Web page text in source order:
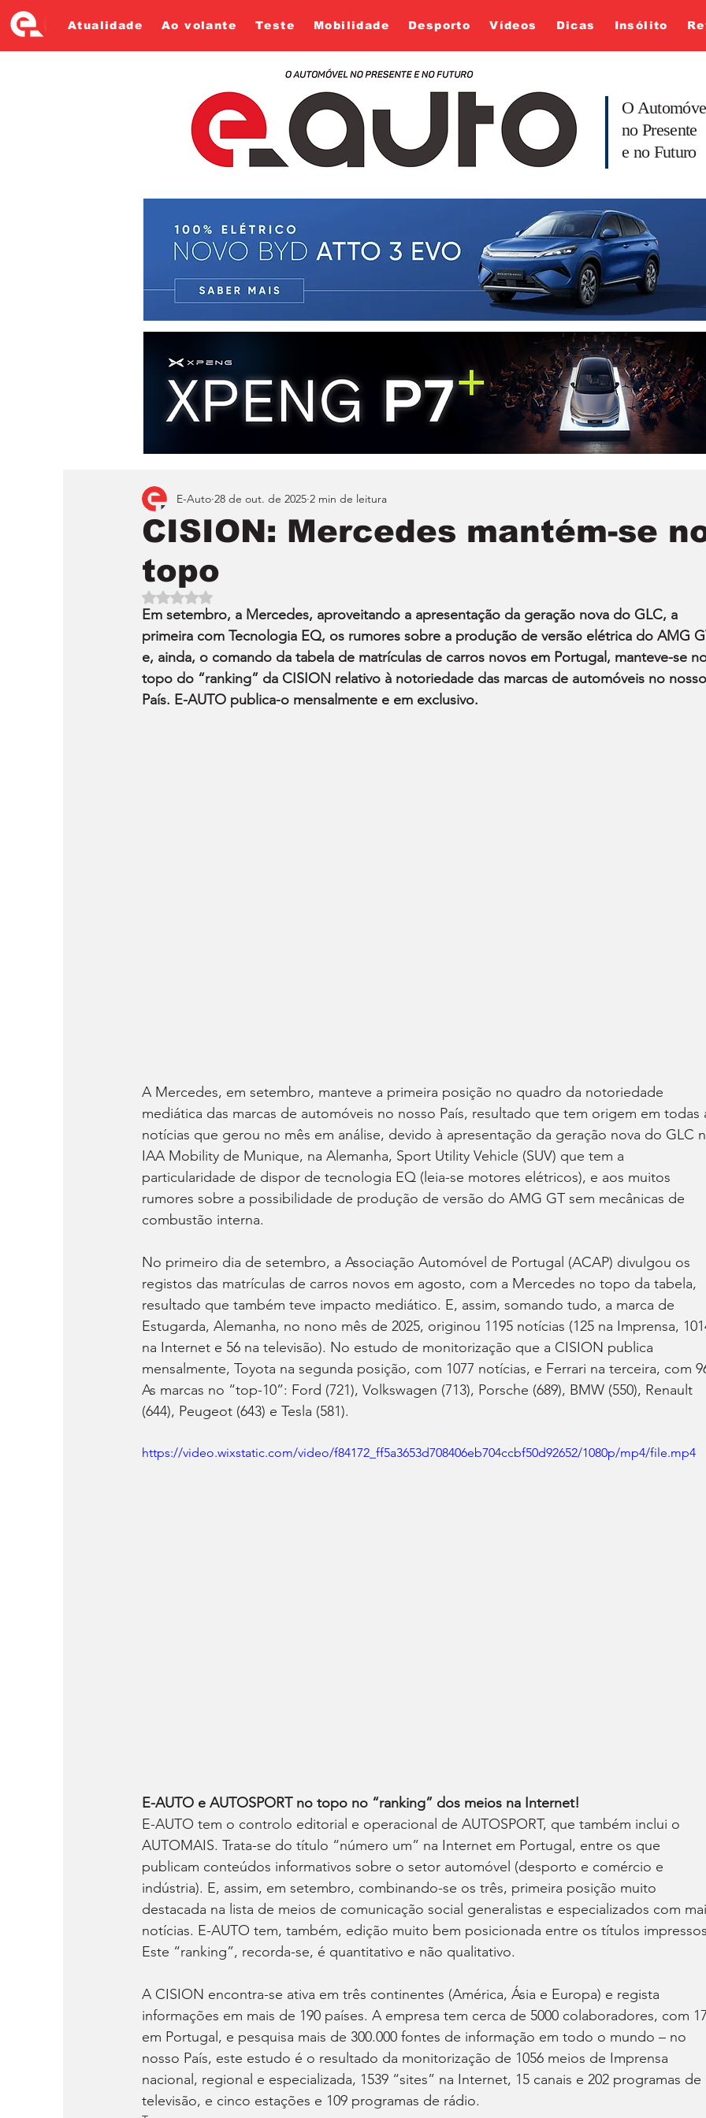
Atualidade Ao volante Teste Mobilidade Desporto Vídeos Dicas Insólito
O
no Presente
e no Futuro
CISION: Mercedes mantém-se
topo
E-Auto 28 de out. de 2025 2 min de leitura
Avaliado com NaN de 5 estrelas.
Em setembro, a Mercedes, aproveitando a apresentação da geração nova do GLC, a
primeira com Tecnologia EQ, os rumores sobre a produção de versão elétrica do AMG
e, ainda, o comando da tabela de matrículas de carros novos em Portugal, manteve-se
topo do “ranking” da CISION relativo à notoriedade das marcas de automóveis no nosso
País. E-AUTO publica-o mensalmente e em exclusivo.
A Mercedes, em setembro, manteve a primeira posição no quadro da notoriedade
mediática das marcas de automóveis no nosso País, resultado que tem origem em todas
notícias que gerou no mês em análise, devido à apresentação da geração nova do GLC
IAA Mobility de Munique, na Alemanha, Sport Utility Vehicle (SUV) que tem a
particularidade de dispor de tecnologia EQ (leia-se motores elétricos), e aos muitos
rumores sobre a possibilidade de produção de versão do AMG GT sem mecânicas de
combustão interna.
No primeiro dia de setembro, a Associação Automóvel de Portugal (ACAP) divulgou os
registos das matrículas de carros novos em agosto, com a Mercedes no topo da tabela,
resultado que também teve impacto mediático. E, assim, somando tudo, a marca de
Estugarda, Alemanha, no nono mês de 2025, originou 1195 notícias (125 na Imprensa,
na Internet e 56 na televisão). No estudo de monitorização que a CISION publica
mensalmente, Toyota na segunda posição, com 1077 notícias, e Ferrari na terceira, com
As marcas no “top-10”: Ford (721), Volkswagen (713), Porsche (689), BMW (550), Renault
(644), Peugeot (643) e Tesla (581).
https://video.wixstatic.com/video/f84172_ff5a3653d708406eb704ccbf50d92652/1080p/mp4/file.mp4
E-AUTO e AUTOSPORT no topo no “ranking” dos meios na Internet!
E-AUTO tem o controlo editorial e operacional de AUTOSPORT, que também inclui o
AUTOMAIS. Trata-se do título “número um” na Internet em Portugal, entre os que
publicam conteúdos informativos sobre o setor automóvel (desporto e comércio e
indústria). E, assim, em setembro, combinando-se os três, primeira posição muito
destacada na lista de meios de comunicação social generalistas e especializados com
notícias. E-AUTO tem, também, edição muito bem posicionada entre os títulos
Este “ranking”, recorda-se, é quantitativo e não qualitativo.
A CISION encontra-se ativa em três continentes (América, Ásia e Europa) e regista
informações em mais de 190 países. A empresa tem cerca de 5000 colaboradores, com
em Portugal, e pesquisa mais de 300.000 fontes de informação em todo o mundo – no
nosso País, este estudo é o resultado da monitorização de 1056 meios de Imprensa
nacional, regional e especializada, 1539 “sites” na Internet, 15 canais e 202 programas de
televisão, e cinco estações e 109 programas de rádio.